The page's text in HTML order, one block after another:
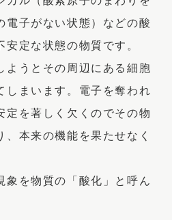
電子がない状態）などの酸
定な状態の物質です。
ようとその周辺にある細胞
しまいます。電子を奪われ
定を著しく欠くのでその物
本来の機能を果たせなく
象を物質の「酸化」と呼ん